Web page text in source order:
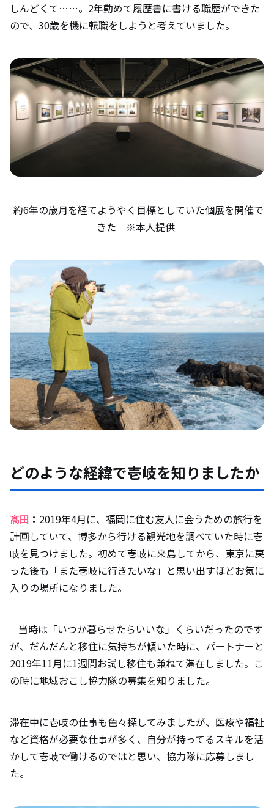
しんどくて……。2年勤めて履歴書に書ける職歴ができた
ので、30歳を機に転職をしようと考えていました。
約6年の歳月を経てようやく目標としていた個展を開催で
きた ※本人提供
どのような経緯で壱岐を知りましたか
髙田 ： 2019年4月に、福岡に住む友人に会うための旅行を
計画していて、博多から行ける観光地を調べていた時に壱
岐を見つけました。初めて壱岐に来島してから、東京に戻
った後も「また壱岐に行きたいな」と思い出すほどお気に
入りの場所になりました。
当時は「いつか暮らせたらいいな」くらいだったのです
が、だんだんと移住に気持ちが傾いた時に、パートナーと
2019年11月に1週間お試し移住も兼ねて滞在しました。こ
の時に地域おこし協力隊の募集を知りました。
滞在中に壱岐の仕事も色々探してみましたが、医療や福祉
など資格が必要な仕事が多く、自分が持ってるスキルを活
かして壱岐で働けるのではと思い、協力隊に応募しまし
た。